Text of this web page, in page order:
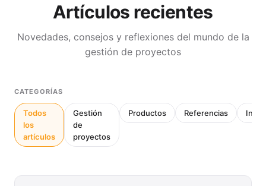
Artículos recientes
Novedades, consejos y reflexiones del mundo de la
gestión de proyectos
CATEGORÍAS
Todos
los
artículos
Gestión
de
proyectos
Productos Referencias